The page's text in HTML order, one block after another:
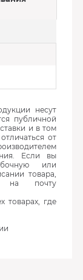
несут
публичной
и в том
от
Если вы
или
товара,
на почту
товарах, где